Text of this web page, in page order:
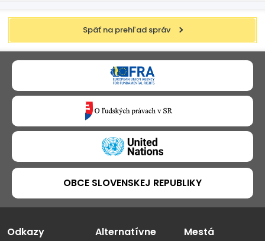
Späť na prehľad správ
OBCE SLOVENSKEJ REPUBLIKY
Odkazy Alternatívne Mestá